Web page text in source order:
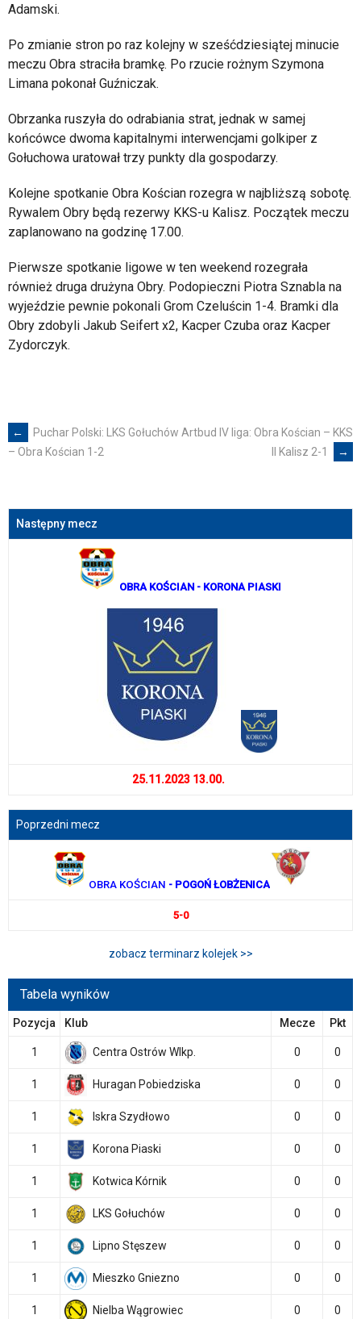
Adamski.
Po zmianie stron po raz kolejny w sześćdziesiątej minucie
meczu Obra straciła bramkę. Po rzucie rożnym Szymona
Limana pokonał Guźniczak.
Obrzanka ruszyła do odrabiania strat, jednak w samej
końcówce dwoma kapitalnymi interwencjami golkiper z
Gołuchowa uratował trzy punkty dla gospodarzy.
Kolejne spotkanie Obra Kościan rozegra w najbliższą sobotę.
Rywalem Obry będą rezerwy KKS-u Kalisz. Początek meczu
zaplanowano na godzinę 17.00.
Pierwsze spotkanie ligowe w ten weekend rozegrała
również druga drużyna Obry. Podopieczni Piotra Sznabla na
wyjeździe pewnie pokonali Grom Czeluścin 1-4. Bramki dla
Obry zdobyli Jakub Seifert x2, Kacper Czuba oraz Kacper
Zydorczyk.
Post
←
Puchar Polski: LKS Gołuchów
– Obra Kościan 1-2
Artbud IV liga: Obra Kościan – KKS
II Kalisz 2-1
→
Następny mecz
OBRA KOŚCIAN - KORONA PIASKI
25.11.2023 13.00.
Poprzedni mecz
OBRA KOŚCIAN - POGOŃ ŁOBŻENICA
5-0
zobacz terminarz kolejek >>
Tabela wyników
Pozycja Klub Mecze Pkt
1 Centra Ostrów Wlkp. 0 0
1 Huragan Pobiedziska 0 0
1 Iskra Szydłowo 0 0
1 Korona Piaski 0 0
1 Kotwica Kórnik 0 0
1 LKS Gołuchów 0 0
1 Lipno Stęszew 0 0
1 Mieszko Gniezno 0 0
1 Nielba Wągrowiec 0 0